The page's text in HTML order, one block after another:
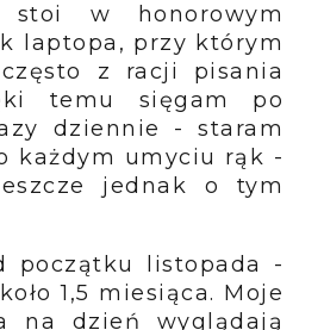
stoi w honorowym
laptopa, przy którym
z racji pisania
temu sięgam po
dziennie - staram
każdym umyciu rąk -
jednak o tym
początku listopada -
1,5 miesiąca. Moje
na dzień wyglądają